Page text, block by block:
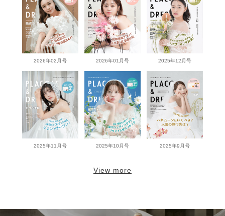
2026年02月号 2026年01月号 2025年12月号
2025年11月号 2025年10月号 2025年9月号
View more